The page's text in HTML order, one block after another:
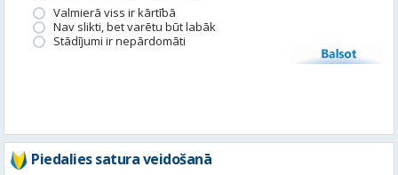
Valmierā viss ir kārtībā
Nav slikti, bet varētu būt labāk
Stādījumi ir nepārdomāti
Balsot
Piedalies satura veidošanā